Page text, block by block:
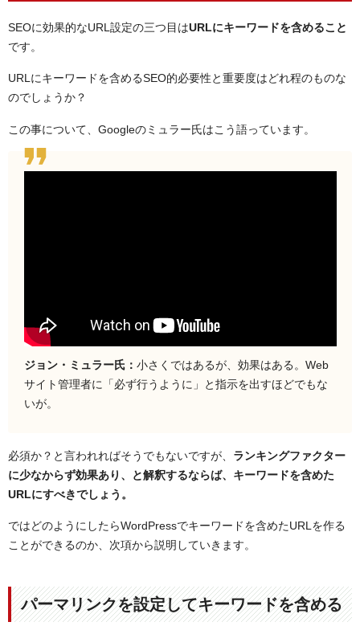
SEOに効果的なURL設定の三つ目はURLにキーワードを含めること
です。
URLにキーワードを含めるSEO的必要性と重要度はどれ程のものな
のでしょうか？
この事について、Googleのミュラー氏はこう語っています。
ジョン・ミュラー氏： 小さくではあるが、効果はある。Web
サイト管理者に「必ず行うように」と指示を出すほどでもな
いが。
必須か？と言われればそうでもないですが、 ランキングファクター
に少なからず効果あり、と解釈するならば、キーワードを含めた
URLにすべきでしょう。
ではどのようにしたらWordPressでキーワードを含めたURLを作る
ことができるのか、次項から説明していきます。
パーマリンクを設定してキーワードを含める